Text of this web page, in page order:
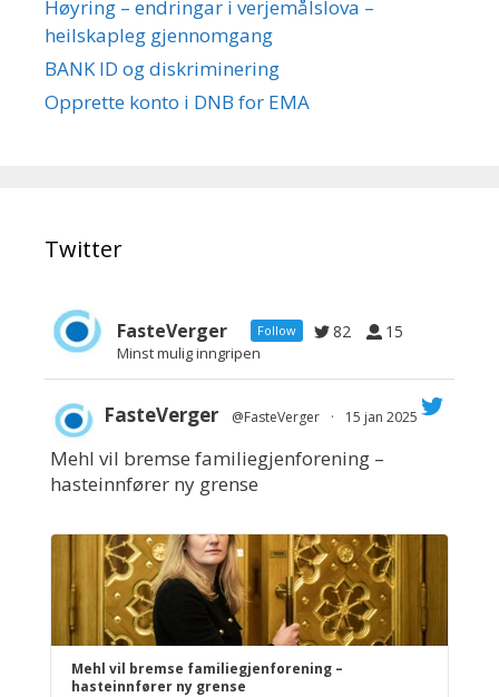
Høyring – endringar i verjemålslova –
heilskapleg gjennomgang
BANK ID og diskriminering
Opprette konto i DNB for EMA
Twitter
FasteVerger Follow 82 15
Minst mulig inngripen
;
FasteVerger @FasteVerger · 15 jan 2025
Mehl vil bremse familiegjenforening –
hasteinnfører ny grense
Mehl vil bremse familiegjenforening –
hasteinnfører ny grense